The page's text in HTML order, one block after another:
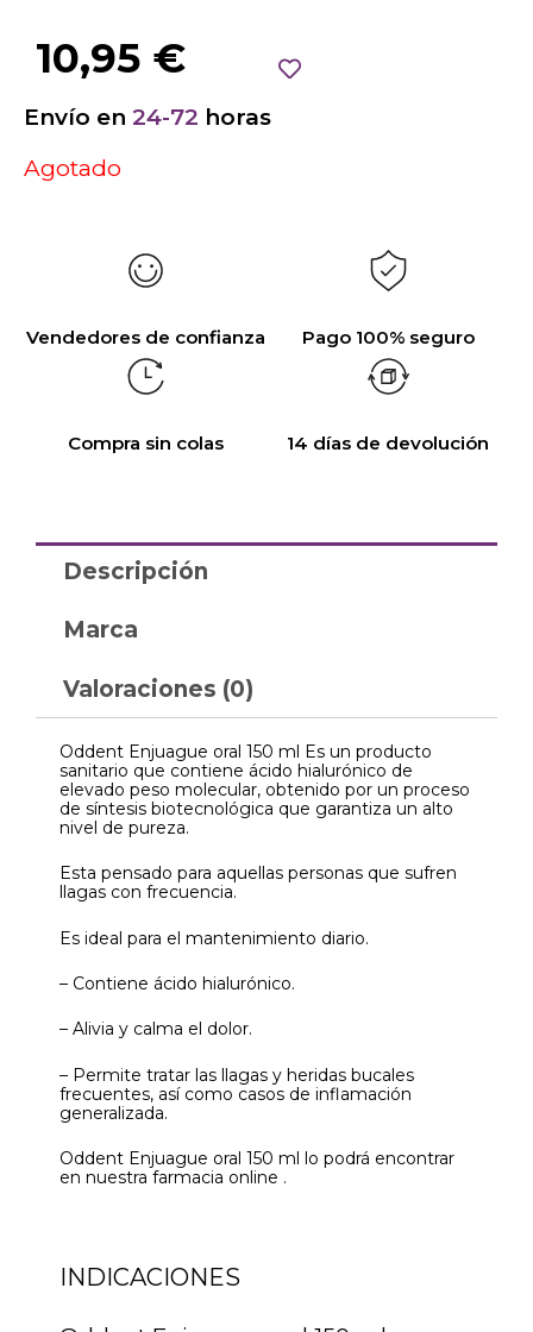
10,95 €
Envío en 24-72 horas
Agotado
Vendedores de confianza Pago 100% seguro
Compra sin colas 14 días de devolución
Descripción
Marca
Valoraciones (0)
Oddent Enjuague oral 150 ml Es un producto
sanitario que contiene ácido hialurónico de
elevado peso molecular, obtenido por un proceso
de síntesis biotecnológica que garantiza un alto
nivel de pureza.
Esta pensado para aquellas personas que sufren
llagas con frecuencia.
Es ideal para el mantenimiento diario.
– Contiene ácido hialurónico.
– Alivia y calma el dolor.
– Permite tratar las llagas y heridas bucales
frecuentes, así como casos de inflamación
generalizada.
Oddent Enjuague oral 150 ml lo podrá encontrar
en nuestra farmacia online .
INDICACIONES